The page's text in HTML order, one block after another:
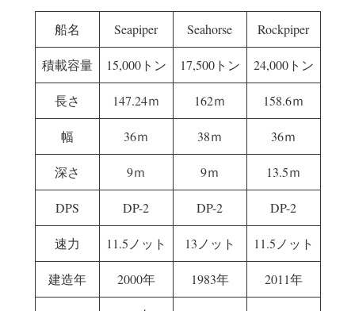
船名 Seapiper Seahorse Rockpiper
積載容量 15,000トン 17,500トン 24,000トン
長さ 147.24ｍ 162ｍ 158.6ｍ
幅 36ｍ 38ｍ 36ｍ
深さ 9ｍ 9ｍ 13.5ｍ
DPS DP-2 DP-2 DP-2
速力 11.5ノット 13ノット 11.5ノット
建造年 2000年 1983年 2011年